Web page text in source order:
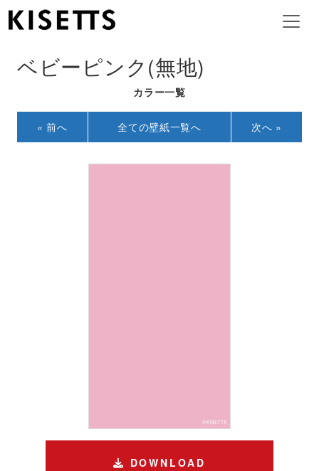
ベビーピンク(無地)
カラー一覧
« 前へ 全ての壁紙一覧へ 次へ »
DOWNLOAD